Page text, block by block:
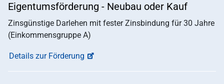
Eigentumsförderung - Neubau oder Kauf
Zinsgünstige Darlehen mit fester Zinsbindung für 30 Jahre
(Einkommensgruppe A)
Details zur Förderung